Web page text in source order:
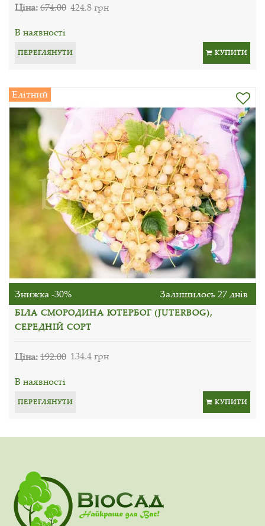
Ціна:674.00 424.8 грн
В наявності
ПЕРЕГЛЯНУТИ КУПИТИ
Елітний
Знижка -30% Залишилось 27 днів
БІЛА СМОРОДИНА ЮТЕРБОГ (JUTERBOG),
СЕРЕДНІЙ СОРТ
Ціна:192.00 134.4 грн
В наявності
ПЕРЕГЛЯНУТИ КУПИТИ